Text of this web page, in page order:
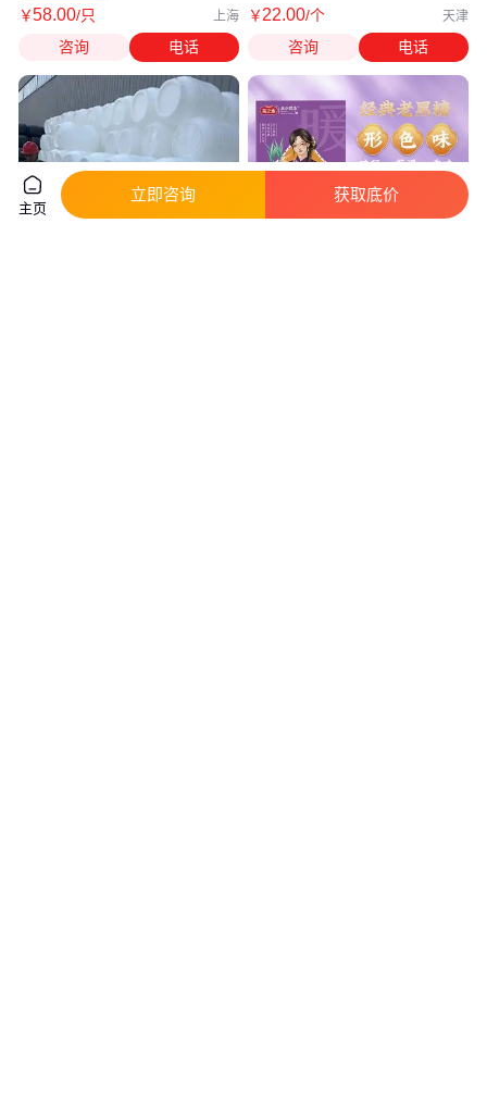
￥58.00/只 上海
咨询 电话
￥22.00/个 天津
咨询 电话
主页
立即咨询 获取底价